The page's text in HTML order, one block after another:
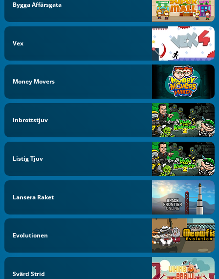
Bygga Affärsgata
Vex
Money Movers
Inbrottstjuv
Listig Tjuv
Lansera Raket
Evolutionen
Svärd Strid